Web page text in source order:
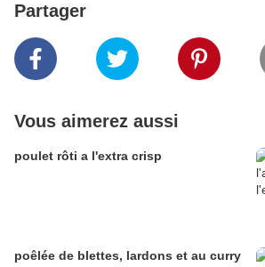
Partager
Vous aimerez aussi
poulet rôti a l'extra crisp
poêlée de blettes, lardons et au curry